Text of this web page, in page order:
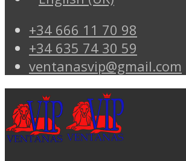
+34 666 11 70 98
+34 635 74 30 59
ventanasvip@gmail.com